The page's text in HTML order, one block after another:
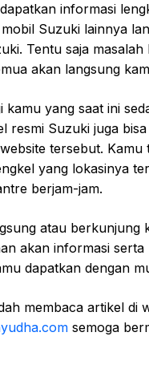
informasi
Suzuki lainnya
Tentu saja masalah
akan langsung
kamu yang saat ini
resmi Suzuki juga
tersebut. Kamu
yang lokasinya
berjam-jam.
atau berkunjung
akan informasi serta
dapatkan dengan
membaca artikel di
semoga